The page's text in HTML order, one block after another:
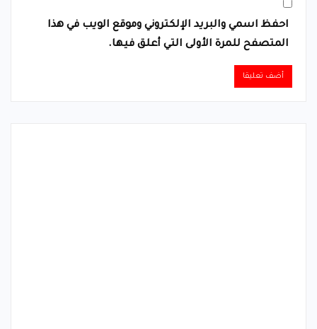
احفظ اسمي والبريد الإلكتروني وموقع الويب في هذا
المتصفح للمرة الأولى التي أعلق فيها.